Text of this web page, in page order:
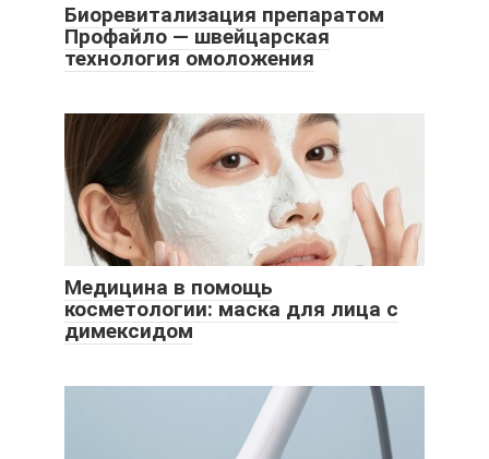
Биоревитализация препаратом
Профайло — швейцарская
технология омоложения
Медицина в помощь
косметологии: маска для лица с
димексидом